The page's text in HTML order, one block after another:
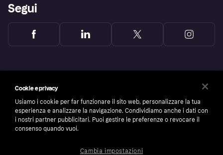
Segui
Cookie e privacy
Usiamo i cookie per far funzionare il sito web, personalizzare la tua
esperienza e analizzare la navigazione. Condividiamo anche i dati con
i nostri partner pubblicitari. Puoi gestire le preferenze o revocare il
consenso quando vuoi.
Cambia impostazioni